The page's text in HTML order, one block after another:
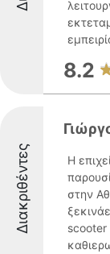
8.2
Διακριθέντες
Η
στην
scooter